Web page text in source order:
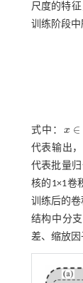
尺度的特
训练阶段
式中： x ∈
x∈R
代表输出
代表批量
核的1×1卷
训练后的卷
结构中分
差、缩放